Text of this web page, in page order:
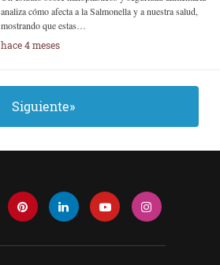
analiza cómo afecta a la Salmonella y a nuestra salud,
mostrando que estas…
hace 4 meses
Siguiente»